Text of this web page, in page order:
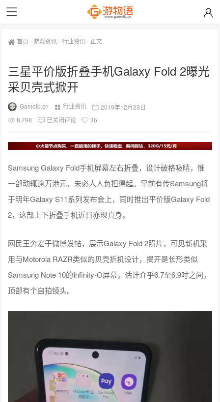
首页 -游戏资讯-行业资讯- 正文
三星平价版折叠手机Galaxy Fold 2曝光
采贝壳式掀开
Gameib.cn 行业资讯
2019年12月23日
8.79K
已关闭评论 36
Samsung Galaxy Fold手机屏幕左右折叠，设计破格吸睛，惟
一部动辄逾万港元，未必人人负担得起。早前有传Samsung将
于明年Galaxy S11系列发布会上，同时推出平价版Galaxy Fold
2，这部上下折叠手机近日亦现真身。
网民王奔宏于微博发帖，展示Galaxy Fold 2照片，可见新机采
用与Motorola RAZR类似的贝壳折机设计，揭开是长形类似
Samsung Note 10的Infinity-O屏幕，估计介乎6.7至6.9吋之间，
顶部有个自拍镜头。